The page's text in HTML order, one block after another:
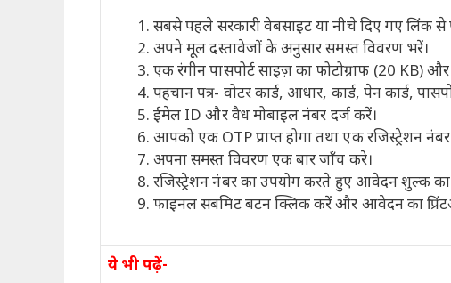
सबसे पहले सरकारी वेबसाइट या नीचे दिए गए लिंक
अपने मूल दस्तावेजों के अनुसार समस्त विवरण भरें।
एक रंगीन पासपोर्ट साइज़ का फोटोग्राफ (20 KB)
पहचान पत्र- वोटर कार्ड, आधार, कार्ड, पेन कार्ड,
ईमेल ID और वैध मोबाइल नंबर दर्ज करें।
आपको एक OTP प्राप्त होगा तथा एक रजिस्ट्रेशन नंबर
अपना समस्त विवरण एक बार जाँच करे।
रजिस्ट्रेशन नंबर का उपयोग करते हुए आवेदन शुल्क
फाइनल सबमिट बटन क्लिक करें और आवेदन का
ये भी पढ़ें-